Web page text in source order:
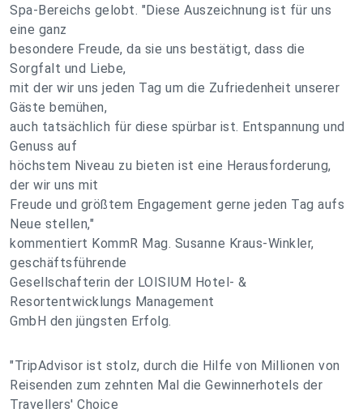
Spa-Bereichs gelobt. "Diese Auszeichnung ist für uns
eine ganz
besondere Freude, da sie uns bestätigt, dass die
Sorgfalt und Liebe,
mit der wir uns jeden Tag um die Zufriedenheit unserer
Gäste bemühen,
auch tatsächlich für diese spürbar ist. Entspannung und
Genuss auf
höchstem Niveau zu bieten ist eine Herausforderung,
der wir uns mit
Freude und größtem Engagement gerne jeden Tag aufs
Neue stellen,"
kommentiert KommR Mag. Susanne Kraus-Winkler,
geschäftsführende
Gesellschafterin der LOISIUM Hotel- &
Resortentwicklungs Management
GmbH den jüngsten Erfolg.
"TripAdvisor ist stolz, durch die Hilfe von Millionen von
Reisenden zum zehnten Mal die Gewinnerhotels der
Travellers' Choice